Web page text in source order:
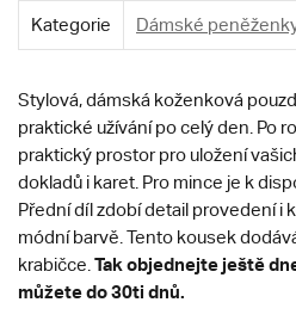
Kategorie Dámské
Stylová, dámská koženková
praktické užívání po celý den. Po
praktický prostor pro uložení
dokladů i karet. Pro mince je k
Přední díl zdobí detail provedení i
módní barvě. Tento kousek
krabičce. Tak objednejte ještě
můžete do 30ti dnů.